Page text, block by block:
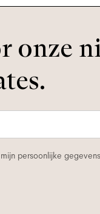
onze
persoonlijke